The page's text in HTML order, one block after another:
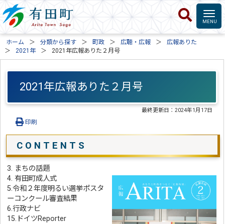
ホーム 分類から探す 町政 広聴・広報
広報ありた
2021年
2021年広報ありた２月号
2021年広報ありた２月号
最終更新日：2024年1月17日
印刷
C O N T E N T S
3. まちの話題
4. 有田町成人式
5.令和２年度明るい選挙ポスタ
ーコンクール審査結果
6.行政ナビ
15.ドイツReporter